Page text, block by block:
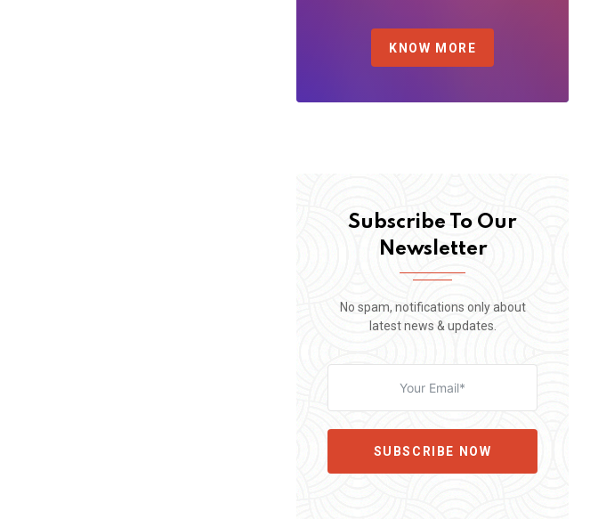
KNOW MORE
Subscribe To Our
Newsletter
No spam, notifications only about
latest news & updates.
SUBSCRIBE NOW